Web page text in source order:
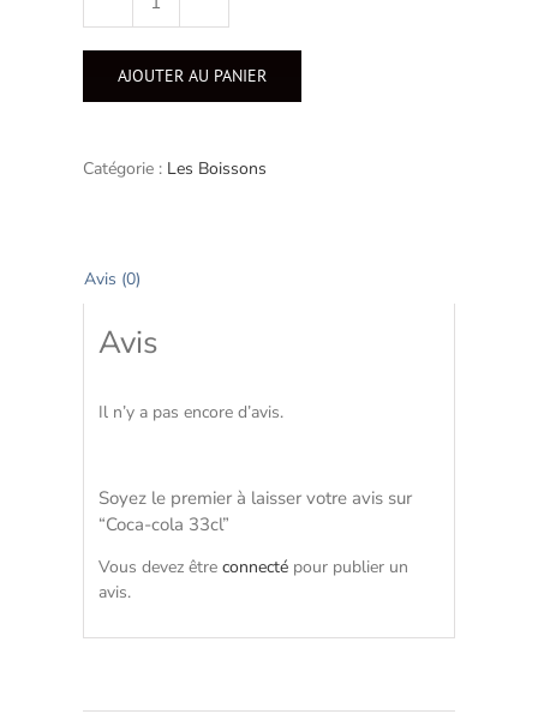
quantité
Coca-
cola
AJOUTER AU PANIER
Catégorie : Les Boissons
Avis (0)
Avis
Il n’y a pas encore d’avis.
Soyez le premier à laisser votre avis sur
“Coca-cola 33cl”
Vous devez êtreconnecté pour publier un
avis.